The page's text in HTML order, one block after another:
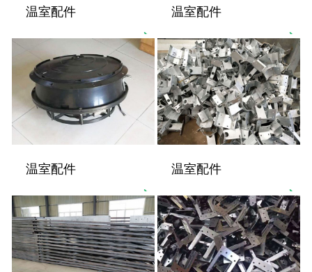
温室配件 温室配件
温室配件 温室配件